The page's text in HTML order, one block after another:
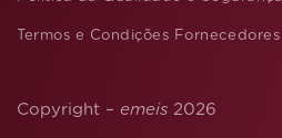
Termos e Condições Fornecedores
Copyright – emeis 2026